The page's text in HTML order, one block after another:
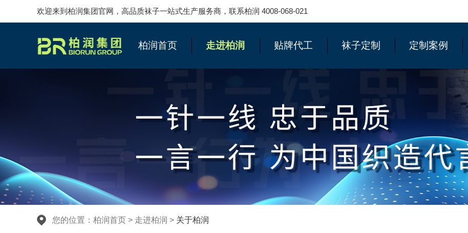
欢迎来到柏润集团官网，高品质袜子一站式生产服务商，联系柏润 4008-068-021
柏润首页 走进柏润 贴牌代工 袜子定制 定制案例
您的位置： 柏润首页 > 走进柏润 > 关于柏润